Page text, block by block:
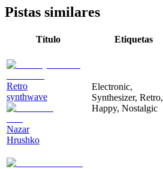
Pistas similares
Título Etiquetas
Retro
synthwave
Nazar
Hrushko
Electronic,
Synthesizer, Retro,
Happy, Nostalgic